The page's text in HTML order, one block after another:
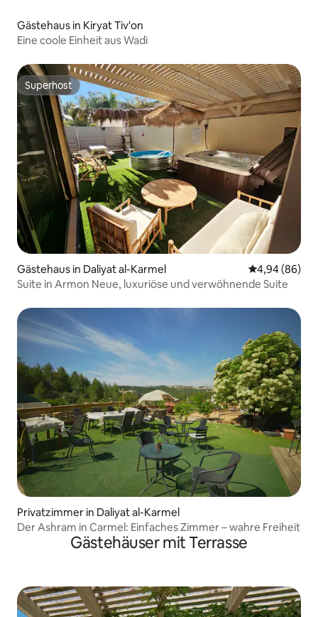
Gästehaus in Kiryat Tiv'on
Eine coole Einheit aus Wadi
Superhost
Superhost
Gästehaus in Daliyat al-Karmel
4,94 (86)
Suite in Armon Neue, luxuriöse und verwöhnende Suite
Privatzimmer in Daliyat al-Karmel
Der Ashram in Carmel: Einfaches Zimmer – wahre Freiheit
Gästehäuser mit Terrasse